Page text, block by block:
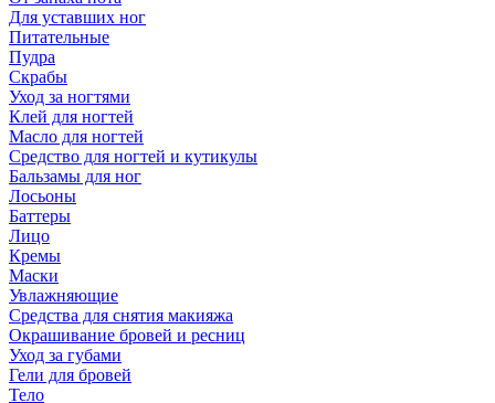
Для уставших ног
Питательные
Пудра
Скрабы
Уход за ногтями
Клей для ногтей
Масло для ногтей
Средство для ногтей и кутикулы
Бальзамы для ног
Лосьоны
Баттеры
Лицо
Кремы
Маски
Увлажняющие
Средства для снятия макияжа
Окрашивание бровей и ресниц
Уход за губами
Гели для бровей
Тело